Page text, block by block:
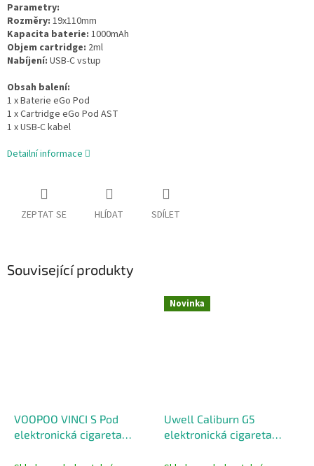
Parametry:
Rozměry: 19x110mm
Kapacita baterie: 1000mAh
Objem cartridge: 2ml
Nabíjení: USB-C vstup
Obsah balení:
1 x Baterie eGo Pod
1 x Cartridge eGo Pod AST
1 x USB-C kabel
Detailní informace
ZEPTAT SE HLÍDAT SDÍLET
Související produkty
VOOPOO VINCI S Pod
elektronická cigareta
Novinka
Uwell Caliburn G5
elektronická cigareta